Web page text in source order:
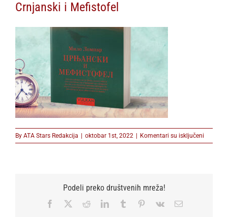
Crnjanski i Mefistofel
By ATA Stars Redakcija | oktobar 1st, 2022 | Komentari su isključeni
Podeli preko društvenih mreža!
Facebook RedditLinkedInTumblr Pinterest
Vk Email